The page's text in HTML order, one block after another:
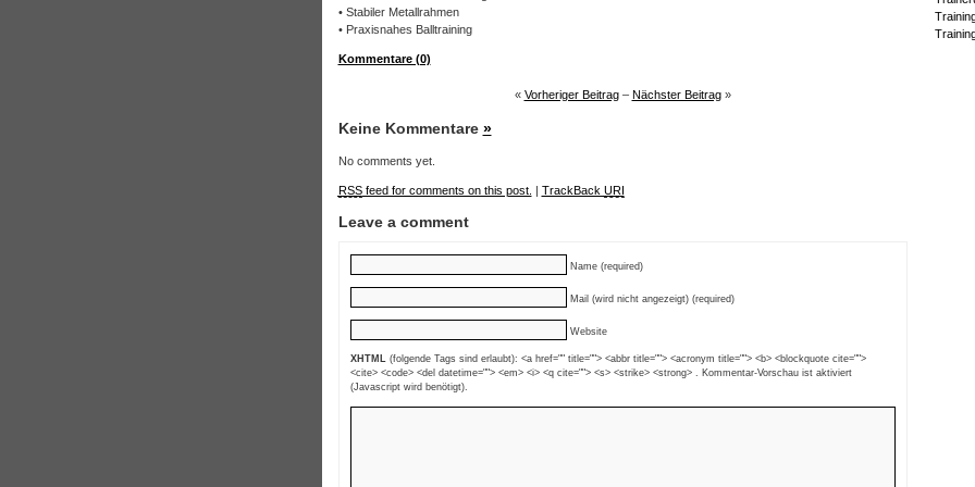
• Stabiler Metallrahmen
• Praxisnahes Balltraining
Kommentare (0)
« Vorheriger Beitrag– Nächster Beitrag»
Keine Kommentare »
No comments yet.
RSSfeed for comments on this post. | TrackBack URI
Leave a comment
Name (required)
Mail (wird nicht angezeigt) (required)
Website
XHTML(folgende Tags sind erlaubt): <a href="" title=""> <abbr title=""> <acronym title=""> <b> <blockquote cite="">
<cite> <code> <del datetime=""> <em> <i> <q cite=""> <s> <strike> <strong> . Kommentar-Vorschau ist aktiviert
(Javascript wird benötigt).